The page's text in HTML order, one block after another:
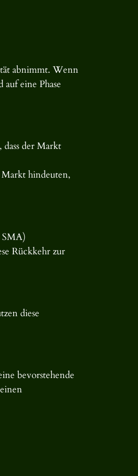
abnimmt. Wenn
eine Phase
der Markt
hindeuten,
SMA)
Rückkehr zur
diese
bevorstehende